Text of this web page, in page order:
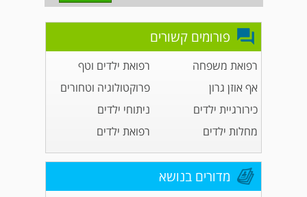
פורומים קשורים
רפואת משפחה
רפואת ילדים וטף
אף אוזן גרון
פרוקטולוגיה וטחורים
כירורגיית ילדים
ניתוחי ילדים
מחלות ילדים
רפואת ילדים
מדורים בנושא